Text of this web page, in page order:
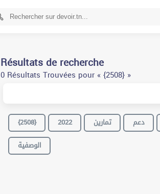
Résultats de recherche
0 Résultats Trouvées pour « {2508} »
{2508} 2022 تمارين دعم
الوصفية